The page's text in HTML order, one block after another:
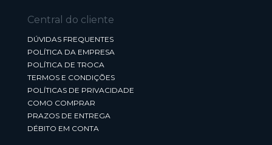
Central do cliente
DÚVIDAS FREQUENTES
POLÍTICA DA EMPRESA
POLÍTICA DE TROCA
TERMOS E CONDIÇÕES
POLÍTICAS DE PRIVACIDADE
COMO COMPRAR
PRAZOS DE ENTREGA
DÉBITO EM CONTA